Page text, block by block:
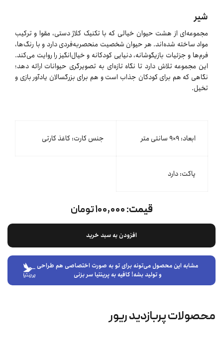
شیر
مجموعه‌ای از هشت حیوان خیالی که با تکنیک کلاژ دستی، مقوا و ترکیب
مواد ساخته شده‌اند. هر حیوان شخصیت منحصربه‌فردی دارد و با رنگ‌ها،
فرم‌ها و جزئیات بازیگوشانه، دنیایی کودکانه و خیال‌انگیز را روایت می‌کند.
این مجموعه تلاش دارد تا نگاه تازه‌ای به تصویرگری حیوانات ارائه دهد؛
نگاهی که هم برای کودکان جذاب است و هم برای بزرگسالان یادآور بازی و
تخیل.
ابعاد: ۹×۹ سانتی متر جنس کارت: کاغذ کارتی
پاکت: دارد
قیمت:۱۰۰,۰۰۰ تومان
افزودن به سبد خرید
مشابه این محصول می‌تونه برای تو به صورت اختصاصی هم طراحی
و تولید بشه! کافیه به پرینتیا سر بزنی
محصولات پربازدید ریور